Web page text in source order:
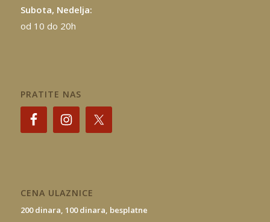
Subota, Nedelja:
od 10 do 20h
PRATITE NAS
CENA ULAZNICE
200 dinara, 100 dinara, besplatne